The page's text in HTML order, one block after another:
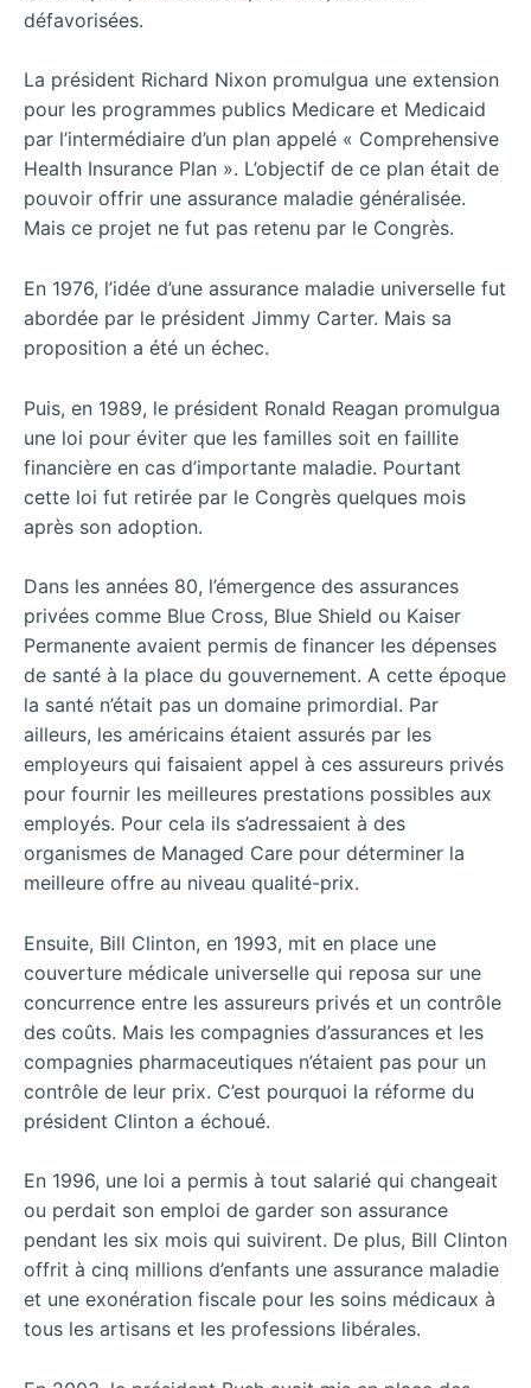
défavorisées.
La président Richard Nixon promulgua une extension
pour les programmes publics Medicare et Medicaid
par l’intermédiaire d’un plan appelé « Comprehensive
Health Insurance Plan ». L’objectif de ce plan était de
pouvoir offrir une assurance maladie généralisée.
Mais ce projet ne fut pas retenu par le Congrès.
En 1976, l’idée d’une assurance maladie universelle fut
abordée par le président Jimmy Carter. Mais sa
proposition a été un échec.
Puis, en 1989, le président Ronald Reagan promulgua
une loi pour éviter que les familles soit en faillite
financière en cas d’importante maladie. Pourtant
cette loi fut retirée par le Congrès quelques mois
après son adoption.
Dans les années 80, l’émergence des assurances
privées comme Blue Cross, Blue Shield ou Kaiser
Permanente avaient permis de financer les dépenses
de santé à la place du gouvernement. A cette époque
la santé n’était pas un domaine primordial. Par
ailleurs, les américains étaient assurés par les
employeurs qui faisaient appel à ces assureurs privés
pour fournir les meilleures prestations possibles aux
employés. Pour cela ils s’adressaient à des
organismes de Managed Care pour déterminer la
meilleure offre au niveau qualité-prix.
Ensuite, Bill Clinton, en 1993, mit en place une
couverture médicale universelle qui reposa sur une
concurrence entre les assureurs privés et un contrôle
des coûts. Mais les compagnies d’assurances et les
compagnies pharmaceutiques n’étaient pas pour un
contrôle de leur prix. C’est pourquoi la réforme du
président Clinton a échoué.
En 1996, une loi a permis à tout salarié qui changeait
ou perdait son emploi de garder son assurance
pendant les six mois qui suivirent. De plus, Bill Clinton
offrit à cinq millions d’enfants une assurance maladie
et une exonération fiscale pour les soins médicaux à
tous les artisans et les professions libérales.